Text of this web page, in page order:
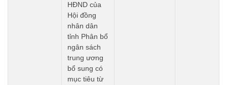
HĐND của
Hội đồng
nhân dân
tỉnh Phân bổ
ngân sách
trung ương
bổ sung có
mục tiêu từ